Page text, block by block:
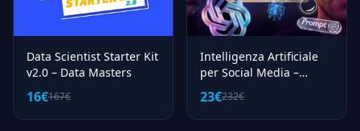
Data Scientist Starter Kit
v2.0 – Data Masters
16€167€
Intelligenza Artificiale
per Social Media –
23€232€